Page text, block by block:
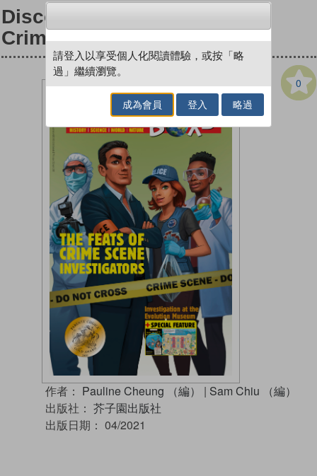
DiscoveryBox : The Feats of
Crime Scene Investigators
0
作者： Pauline Cheung （編） | Sam Chiu （編）
出版社： 芥子園出版社
出版日期： 04/2021
請登入以享受個人化閱讀體驗，或按「略
過」繼續瀏覽。
成為會員 登入 略過